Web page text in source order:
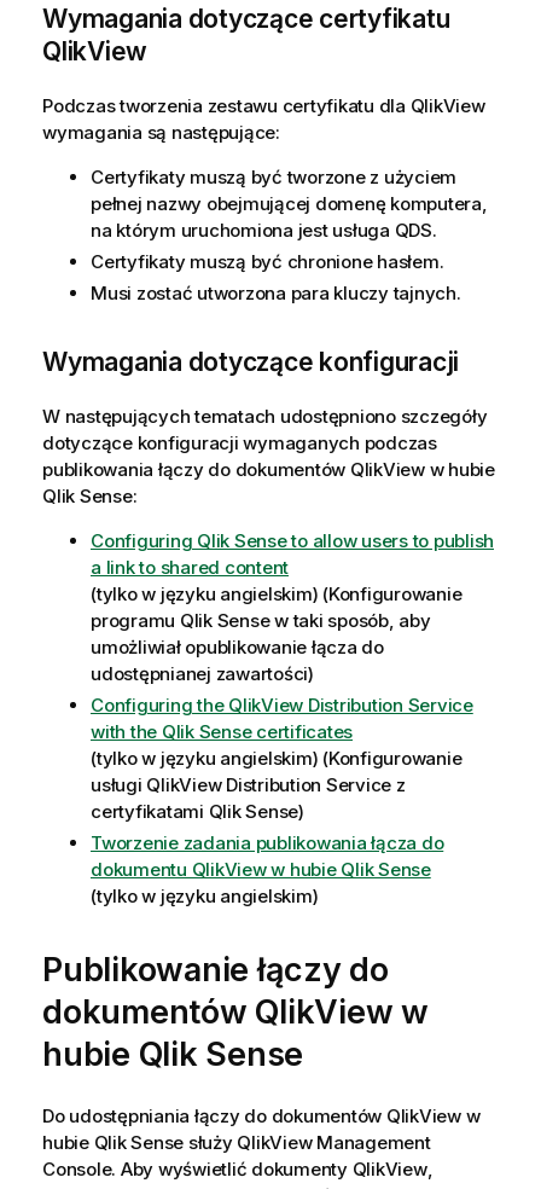
Wymagania dotyczące certyfikatu
QlikView
Podczas tworzenia zestawu certyfikatu dla QlikView
wymagania są następujące:
Certyfikaty muszą być tworzone z użyciem
pełnej nazwy obejmującej domenę komputera,
na którym uruchomiona jest usługa QDS.
Certyfikaty muszą być chronione hasłem.
Musi zostać utworzona para kluczy tajnych.
Wymagania dotyczące konfiguracji
W następujących tematach udostępniono szczegóły
dotyczące konfiguracji wymaganych podczas
publikowania łączy do dokumentów QlikVieww hubie
Qlik Sense:
Configuring Qlik Sense to allow users to publish
a link to shared content
(tylko w języku angielskim) (Konfigurowanie
programu Qlik Sense w taki sposób, aby
umożliwiał opublikowanie łącza do
udostępnianej zawartości)
Configuring the QlikView Distribution Service
with the Qlik Sense certificates
(tylko w języku angielskim) (Konfigurowanie
usługi QlikView Distribution Service z
certyfikatami Qlik Sense)
Tworzenie zadania publikowania łącza do
dokumentu QlikView w hubie Qlik Sense
(tylko w języku angielskim)
Publikowanie łączy do
dokumentów QlikView w
hubie Qlik Sense
Do udostępniania łączy do dokumentów QlikVieww
hubie Qlik Sense służy QlikView Management
Console. Aby wyświetlić dokumenty QlikView,